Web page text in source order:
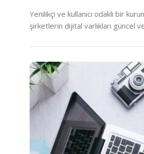
Yenilikçi ve kullanıcı odaklı bir
şirketlerin dijital varlıkları güncel